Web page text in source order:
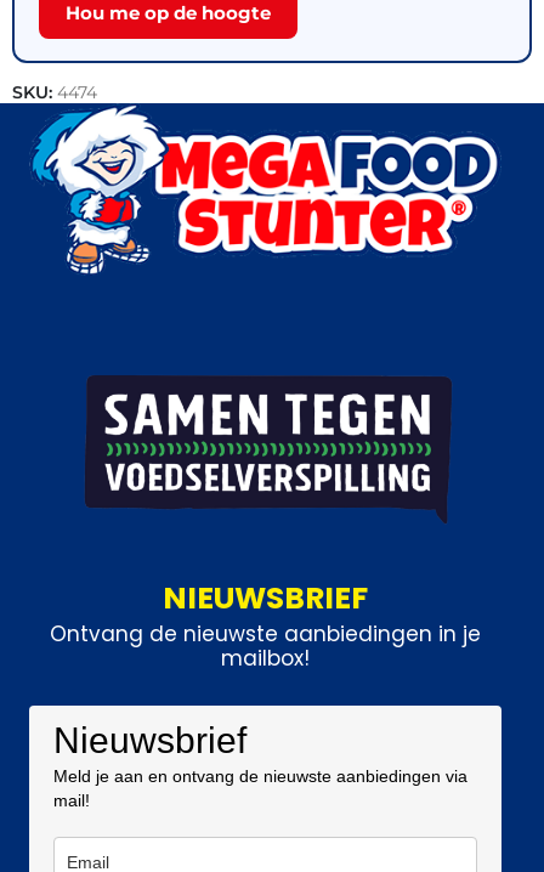
Hou me op de hoogte
SKU: 4474
Categorieën:IJs
NIEUWSBRIEF
Ontvang de nieuwste aanbiedingen in je
mailbox!
Nieuwsbrief
Meld je aan en ontvang de nieuwste aanbiedingen via
mail!